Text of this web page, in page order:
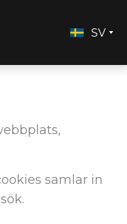
SV
samlar in